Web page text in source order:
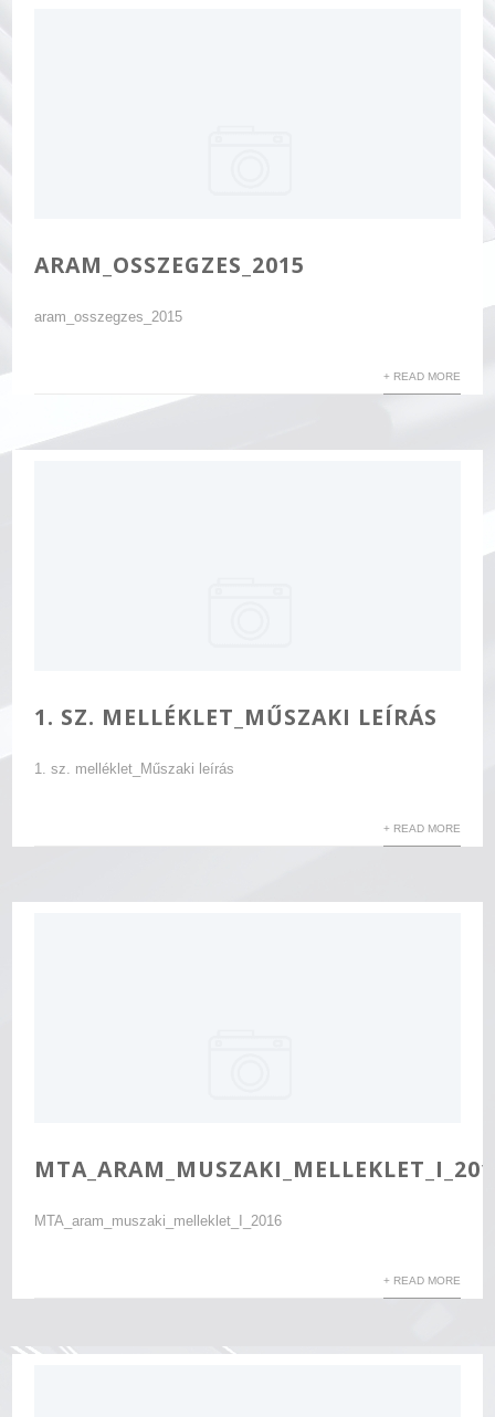
ARAM_OSSZEGZES_2015
aram_osszegzes_2015
+ READ MORE
1. SZ. MELLÉKLET_MŰSZAKI LEÍRÁS
1. sz. melléklet_Műszaki leírás
+ READ MORE
MTA_aram_muszaki_melleklet_I_2016
+ READ MORE